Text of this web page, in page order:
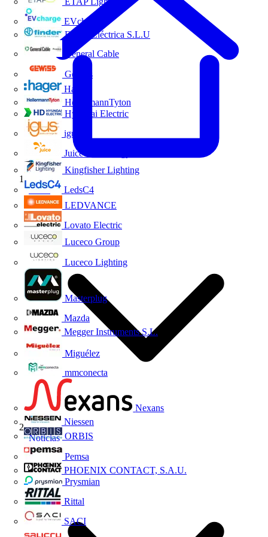
EVcharge
Finder Eléctrica S.L.U
General Cable
Gewiss
Hager
HellermannTyton
Hyundai Electric
igus
Juice Technology
Kingfisher Lighting
LedsC4
LEDVANCE
Lovato Electric
Luceco Group
Luceco Lighting
Masterplug
Mazda
Megger Instruments S.L.
Miguélez
mmconecta
Nexans
Niessen
ORBIS
Pemsa
PHOENIX CONTACT, S.A.U.
Prysmian
Rittal
SACI
Inicio
Noticias